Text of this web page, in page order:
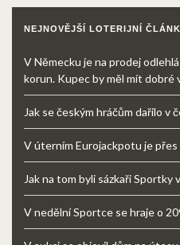
NEJNOVĚJŠÍ LOTERIJNÍ
V Německu je na prodej
korun. Kupec by měl mít dobré
Jak se českým hráčům dařilo v
V úterním Eurojackpotu je přes
Jak na tom byli sázkaři Sportky
V nedělní Sportce se hraje o